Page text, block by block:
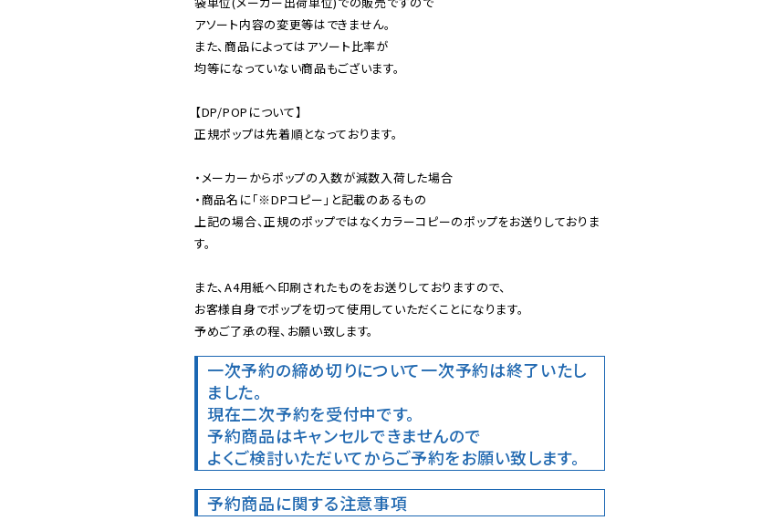
アソート内容の変更等はできません。
また、商品によってはアソート比率が
均等になっていない商品もございます。
【DP/POPについて】
正規ポップは先着順となっております。
・メーカーからポップの入数が減数入荷した場合
・商品名に「※DPコピー」と記載のあるもの
上記の場合、正規のポップではなくカラーコピーのポップをお送りしておりま
す。
また、A4用紙へ印刷されたものをお送りしておりますので、
お客様自身でポップを切って使用していただくことになります。
予めご了承の程、お願い致します。
一次予約の締め切りについて一次予約は終了いたし
ました。
現在二次予約を受付中です。
予約商品はキャンセルできませんので
よくご検討いただいてからご予約をお願い致します。
予約商品に関する注意事項